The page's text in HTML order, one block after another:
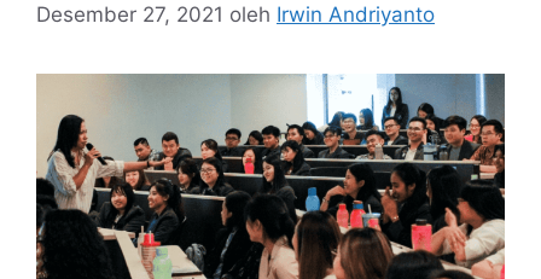
Desember 27, 2021 oleh Irwin Andriyanto